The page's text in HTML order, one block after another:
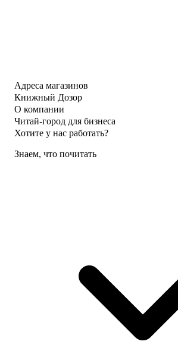
Адреса магазинов
Книжный Дозор
О компании
Читай-город для бизнеса
Хотите у нас работать?
Знаем, что почитать